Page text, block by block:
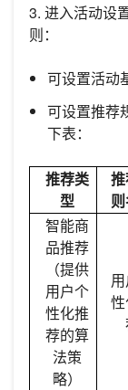
3. 进入活动设
则：
可设置活动
可设置推荐
下表：
推荐类
型
智能商
品推荐
（提供
用户个
性化推
荐的算
法策
略）